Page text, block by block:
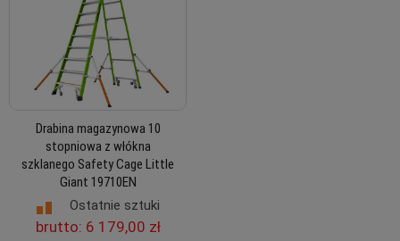
Drabina magazynowa 10
stopniowa z włókna
szklanego Safety Cage Little
Giant 19710EN
Ostatnie sztuki
brutto: 6 179,00 zł